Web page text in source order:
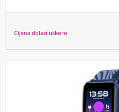
Cijena dolazi uskoro